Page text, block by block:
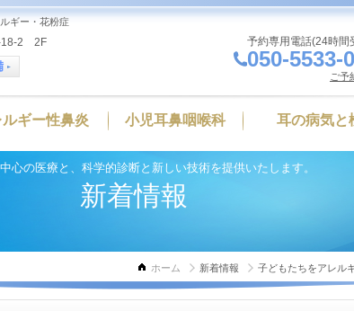
ギー・花粉症
18-2 2F 予約専用電話(24時間
050-5533-
ご予
ギー性鼻炎 小児耳鼻咽喉科 耳の病気と
心の医療と、科学的診断と新しい技術を提供いたします。
新着情報
ホーム 新着情報 子どもたちをアレル